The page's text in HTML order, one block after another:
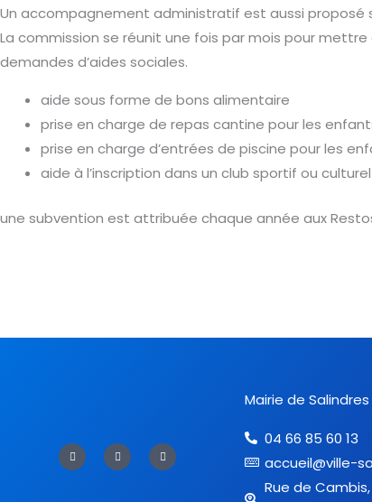
Un accompagnement administratif est aussi proposé
La commission se réunit une fois par mois pour
demandes d’aides sociales.
aide sous forme de bons alimentaire
prise en charge de repas cantine pour les
prise en charge d’entrées de piscine pour les
aide à l’inscription dans un club sportif ou
une subvention est attribuée chaque année aux
F
a
c
T
w
i
Y
o
u
Mairie de Salindres
04 66 85 60 13
accueil@ville-
Rue de